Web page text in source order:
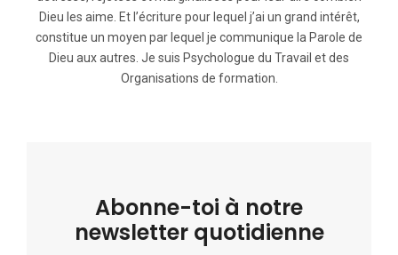
Dieu les aime. Et l’écriture pour lequel j’ai un grand intérêt,
constitue un moyen par lequel je communique la Parole de
Dieu aux autres. Je suis Psychologue du Travail et des
Organisations de formation.
Abonne-toi à notre
newsletter quotidienne